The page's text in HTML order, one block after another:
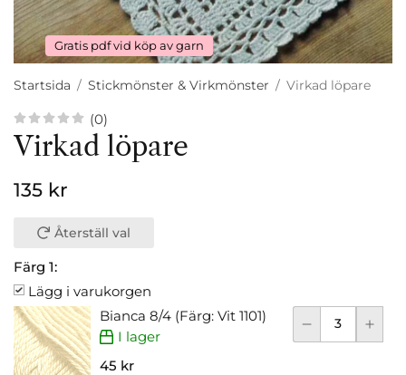
Gratis pdf vid köp av garn
Startsida / Stickmönster & Virkmönster / Virkad löpare
(0)
Virkad löpare
135 kr
Återställ val
Färg 1:
Lägg i varukorgen
Bianca 8/4 (Färg: Vit 1101)
I lager
45 kr